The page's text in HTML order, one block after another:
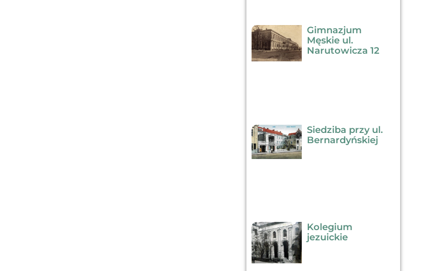
Gimnazjum
Męskie ul.
Narutowicza 12
Siedziba przy ul.
Bernardyńskiej
Kolegium
jezuickie